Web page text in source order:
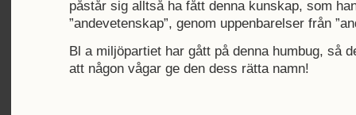
påstår sig alltså ha fått denna kunskap, som
”andevetenskap”, genom uppenbarelser från
Bl a miljöpartiet har gått på denna humbug, så
att någon vågar ge den dess rätta namn!